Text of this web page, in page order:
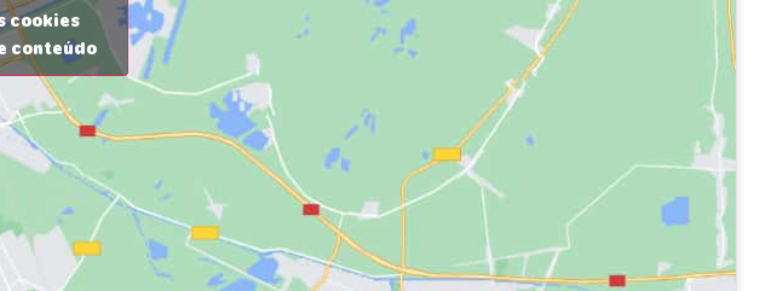
cookies
conteúdo